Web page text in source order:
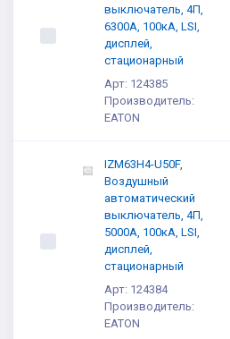
выключатель, 4П,
6300А, 100кА, LSI,
дисплей,
стационарный
Арт: 124385
Производитель:
EATON
IZM63H4-U50F,
Воздушный
автоматический
выключатель, 4П,
5000А, 100кА, LSI,
дисплей,
стационарный
Арт: 124384
Производитель:
EATON